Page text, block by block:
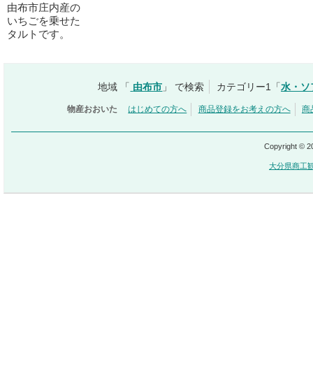
由布市庄内産の
いちごを乗せた
タルトです。
地域 「 由布市 」 で検索 カテゴリー1「水・ソ
物産おおいた はじめての方へ 商品登録をお考えの方へ 商
Copyright ©
大分県商工